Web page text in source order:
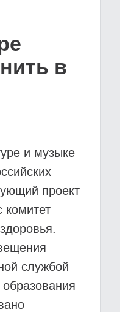
в
и музыке
проект
комитет
службой